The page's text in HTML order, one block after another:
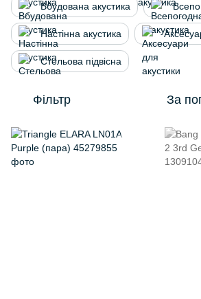
Вбудована акустика
Настінна акустика
Стельова підвісна
Фільтр За